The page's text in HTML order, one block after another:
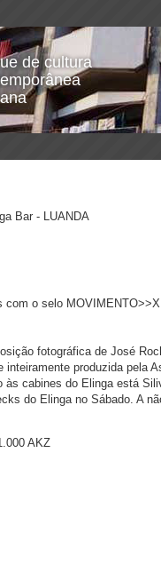
de cultura
Bar - LUANDA
com o selo MOVIMENTO>>X
fotográfica de José
inteiramente produzida pela
cabines do Elinga está
do Elinga no Sábado. A
AKZ